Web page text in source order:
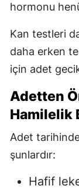
hormonu
Kan testleri
daha erken
için adet
Adetten
Hamilelik
Adet
şunlardır:
Hafif